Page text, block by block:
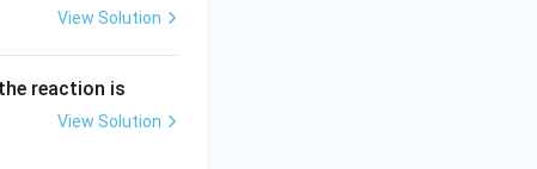
View Solution
reaction is
View Solution